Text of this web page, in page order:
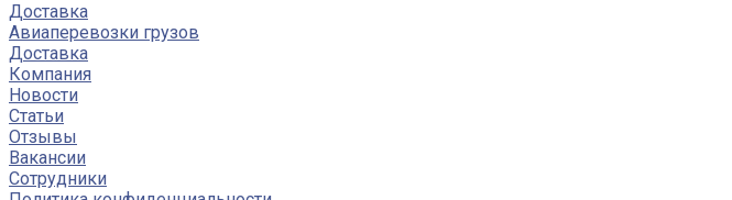
Доставка
Авиаперевозки грузов
Доставка
Компания
Новости
Статьи
Отзывы
Вакансии
Сотрудники